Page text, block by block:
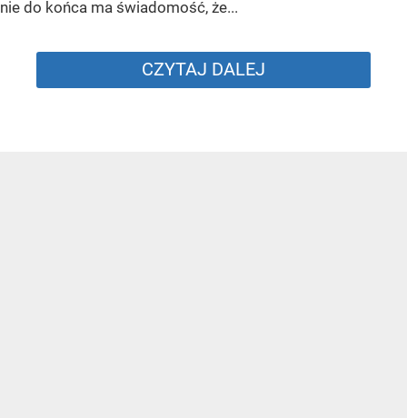
nie do końca ma świadomość, że...
CZYTAJ DALEJ